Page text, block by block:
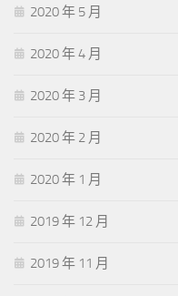
2020 年 5 月
2020 年 4 月
2020 年 3 月
2020 年 2 月
2020 年 1 月
2019 年 12 月
2019 年 11 月